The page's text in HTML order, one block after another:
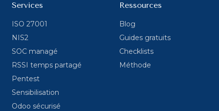
Services
ISO 27001
NIS2
SOC managé
RSSI temps partagé
Pentest
Sensibilisation
Odoo sécurisé
Ressources
Blog
Guides gratuits
Checklists
Méthode